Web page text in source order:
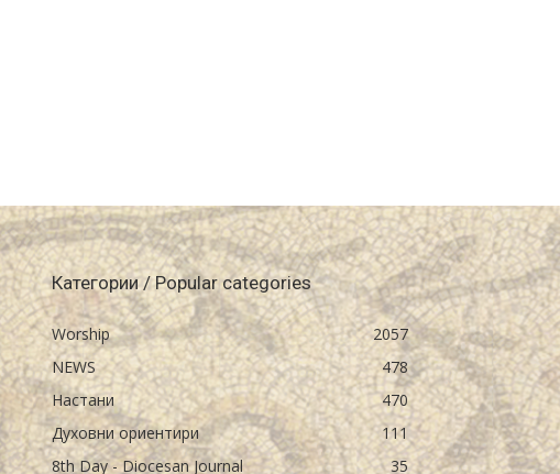
Категории / Popular categories
Worship
2057
NEWS
478
Настани
470
Духовни ориентири
111
8th Day - Diocesan Journal
35